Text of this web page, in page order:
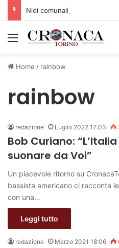
Menu
Home / rainbow
rainbow
redazione Luglio 2022 17:03
Bob Curiano:
suonare da Voi”
Un piacevole ritorno su
bassista americano ci racconta
con una…
Leggi tutto
redazione Marzo 2021 18:06